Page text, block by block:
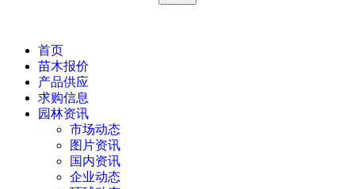
首页
苗木报价
产品供应
求购信息
园林资讯
市场动态
图片资讯
国内资讯
企业动态